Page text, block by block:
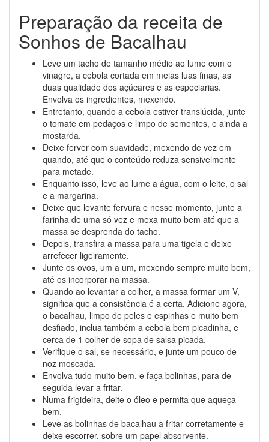
Preparação da receita de
Sonhos de Bacalhau
Leve um tacho de tamanho médio ao lume com o
vinagre, a cebola cortada em meias luas finas, as
duas qualidade dos açúcares e as especiarias.
Envolva os ingredientes, mexendo.
Entretanto, quando a cebola estiver translúcida, junte
o tomate em pedaços e limpo de sementes, e ainda a
mostarda.
Deixe ferver com suavidade, mexendo de vez em
quando, até que o conteúdo reduza sensivelmente
para metade.
Enquanto isso, leve ao lume a água, com o leite, o sal
e a margarina.
Deixe que levante fervura e nesse momento, junte a
farinha de uma só vez e mexa muito bem até que a
massa se desprenda do tacho.
Depois, transfira a massa para uma tigela e deixe
arrefecer ligeiramente.
Junte os ovos, um a um, mexendo sempre muito bem,
até os incorporar na massa.
Quando ao levantar a colher, a massa formar um V,
significa que a consistência é a certa. Adicione agora,
o bacalhau, limpo de peles e espinhas e muito bem
desfiado, inclua também a cebola bem picadinha, e
cerca de 1 colher de sopa de salsa picada.
Verifique o sal, se necessário, e junte um pouco de
noz moscada.
Envolva tudo muito bem, e faça bolinhas, para de
seguida levar a fritar.
Numa frigideira, deite o óleo e permita que aqueça
bem.
Leve as bolinhas de bacalhau a fritar corretamente e
deixe escorrer, sobre um papel absorvente.